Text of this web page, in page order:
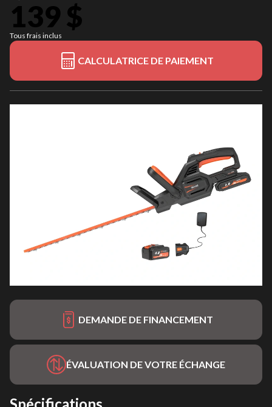
139 $
Tous frais inclus
CALCULATRICE DE PAIEMENT
DEMANDE DE FINANCEMENT
ÉVALUATION DE VOTRE ÉCHANGE